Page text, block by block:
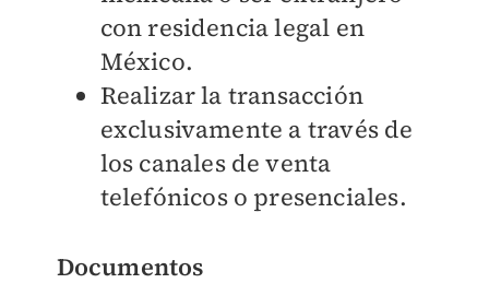
con residencia legal en
México.
Realizar la transacción
exclusivamente a través de
los canales de venta
telefónicos o presenciales.
Documentos